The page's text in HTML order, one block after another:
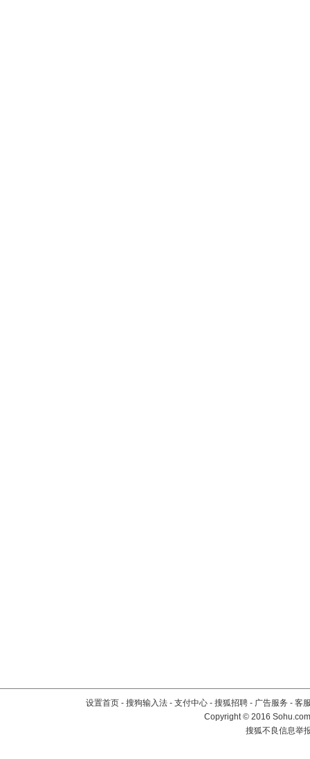
设置首页 - 搜狗输入法 - 支付中心 - 搜狐招聘 - 广告服务 - 客
Copyright©2016
搜狐不良信息举